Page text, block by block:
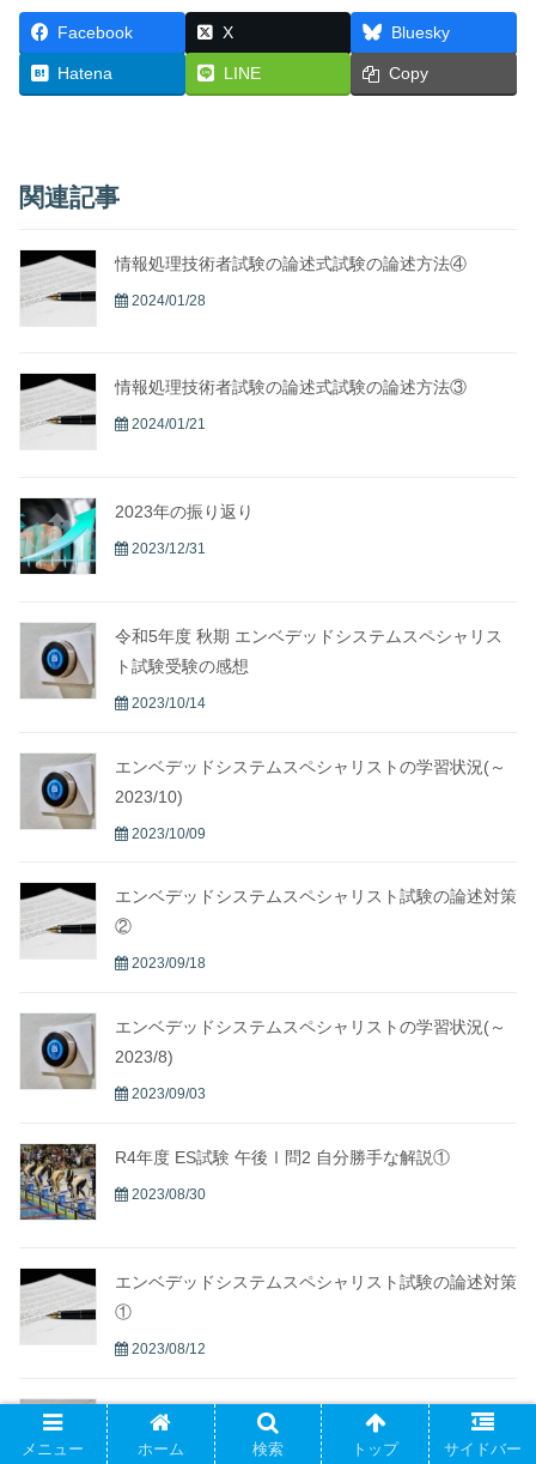
Facebook X Bluesky
Hatena LINE Copy
関連記事
情報処理技術者試験の論述式試験の論述方法④
2024/01/28
情報処理技術者試験の論述式試験の論述方法③
2024/01/21
2023年の振り返り
2023/12/31
令和5年度 秋期 エンベデッドシステムスペシャリス
ト試験受験の感想
2023/10/14
エンベデッドシステムスペシャリストの学習状況(～
2023/10)
2023/10/09
エンベデッドシステムスペシャリスト試験の論述対策
②
2023/09/18
エンベデッドシステムスペシャリストの学習状況(～
2023/8)
2023/09/03
R4年度 ES試験 午後Ⅰ問2 自分勝手な解説①
2023/08/30
エンベデッドシステムスペシャリスト試験の論述対策
①
2023/08/12
エンベデッドシステムスペシャリストの学習状況(～
2023/7)
メニュー ホーム 検索 トップ サイドバー